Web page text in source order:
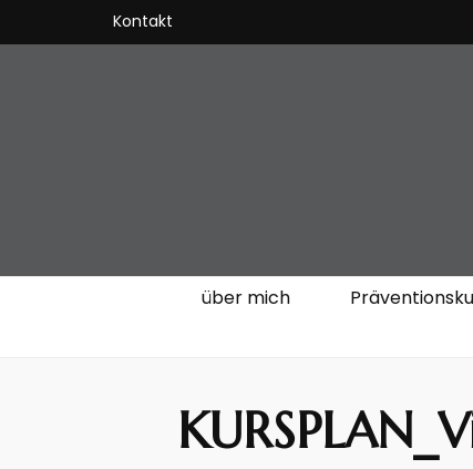
Kontakt
über mich